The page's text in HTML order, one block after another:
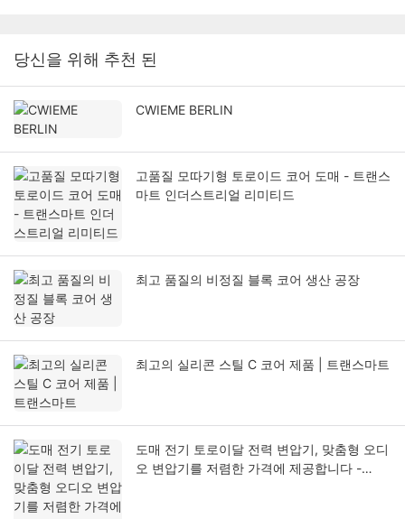
당신을 위해 추천 된
CWIEME BERLIN
고품질 모따기형 토로이드 코어 도매 - 트랜스
마트 인더스트리얼 리미티드
최고 품질의 비정질 블록 코어 생산 공장
최고의 실리콘 스틸 C 코어 제품 | 트랜스마트
도매 전기 토로이달 전력 변압기, 맞춤형 오디
오 변압기를 저렴한 가격에 제공합니다 -